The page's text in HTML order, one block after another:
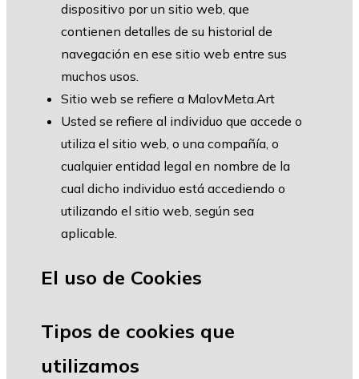
dispositivo por un sitio web, que
contienen detalles de su historial de
navegación en ese sitio web entre sus
muchos usos.
Sitio web se refiere a MalovMeta.Art
Usted se refiere al individuo que accede o
utiliza el sitio web, o una compañía, o
cualquier entidad legal en nombre de la
cual dicho individuo está accediendo o
utilizando el sitio web, según sea
aplicable.
El uso de Cookies
Tipos de cookies que
utilizamos